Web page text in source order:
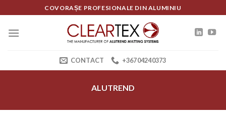
to
content
COVORAȘE PROFESIONALE DIN ALUMINIU
CONTACT +36704240373
ALUTREND